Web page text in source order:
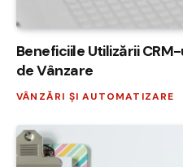
Beneficiile Utilizării
de Vânzare
VÂNZĂRI ȘI AUTOMATIZARE